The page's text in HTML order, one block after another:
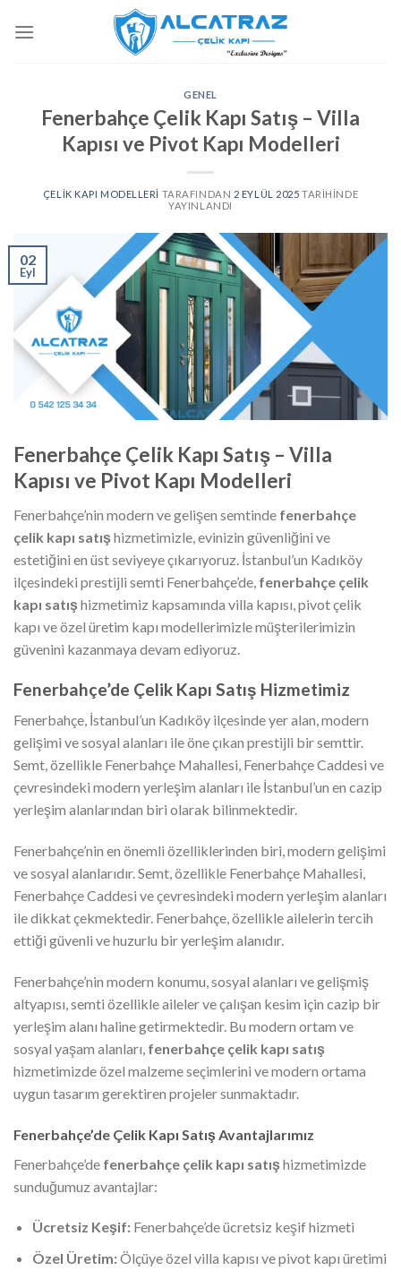
atla
GENEL
Fenerbahçe Çelik Kapı Satış – Villa
Kapısı ve Pivot Kapı Modelleri
ÇELIK KAPI MODELLERI TARAFINDAN 2 EYLÜL 2025 TARIHINDE
YAYINLANDI
02
Eyl
Fenerbahçe Çelik Kapı Satış – Villa
Kapısı ve Pivot Kapı Modelleri
Fenerbahçe’nin modern ve gelişen semtinde fenerbahçe
çelik kapı satışhizmetimizle, evinizin güvenliğini ve
estetiğini en üst seviyeye çıkarıyoruz. İstanbul’un Kadıköy
ilçesindeki prestijli semti Fenerbahçe’de, fenerbahçe çelik
kapı satışhizmetimiz kapsamında villa kapısı, pivot çelik
kapı ve özel üretim kapı modellerimizle müşterilerimizin
güvenini kazanmaya devam ediyoruz.
Fenerbahçe’de Çelik Kapı Satış Hizmetimiz
Fenerbahçe, İstanbul’un Kadıköy ilçesinde yer alan, modern
gelişimi ve sosyal alanları ile öne çıkan prestijli bir semttir.
Semt, özellikle Fenerbahçe Mahallesi, Fenerbahçe Caddesi ve
çevresindeki modern yerleşim alanları ile İstanbul’un en cazip
yerleşim alanlarından biri olarak bilinmektedir.
Fenerbahçe’nin en önemli özelliklerinden biri, modern gelişimi
ve sosyal alanlarıdır. Semt, özellikle Fenerbahçe Mahallesi,
Fenerbahçe Caddesi ve çevresindeki modern yerleşim alanları
ile dikkat çekmektedir. Fenerbahçe, özellikle ailelerin tercih
ettiği güvenli ve huzurlu bir yerleşim alanıdır.
Fenerbahçe’nin modern konumu, sosyal alanları ve gelişmiş
altyapısı, semti özellikle aileler ve çalışan kesim için cazip bir
yerleşim alanı haline getirmektedir. Bu modern ortam ve
sosyal yaşam alanları, fenerbahçe çelik kapı satış
hizmetimizde özel malzeme seçimlerini ve modern ortama
uygun tasarım gerektiren projeler sunmaktadır.
Fenerbahçe’de Çelik Kapı Satış Avantajlarımız
Fenerbahçe’de fenerbahçe çelik kapı satışhizmetimizde
sunduğumuz avantajlar:
Ücretsiz Keşif:Fenerbahçe’de ücretsiz keşif hizmeti
Özel Üretim:Ölçüye özel villa kapısı ve pivot kapı üretimi